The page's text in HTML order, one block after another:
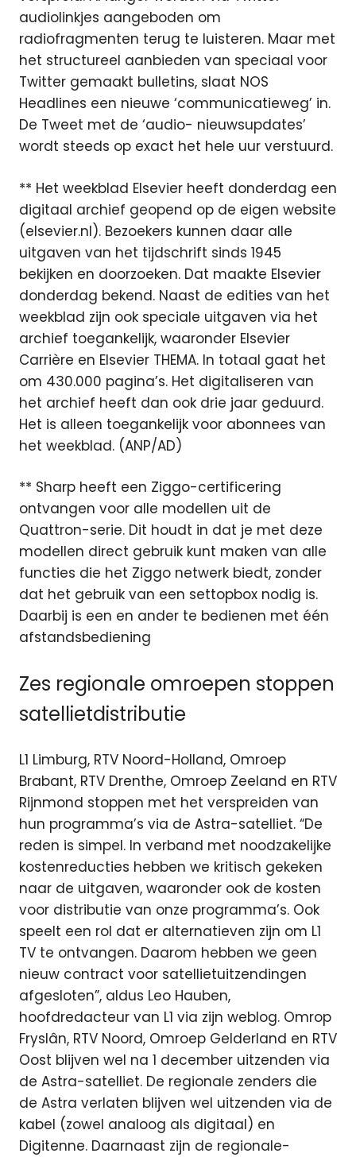
audiolinkjes aangeboden om
radiofragmenten terug te luisteren. Maar met
het structureel aanbieden van speciaal voor
Twitter gemaakt bulletins, slaat NOS
Headlines een nieuwe ‘communicatieweg’ in.
De Tweet met de ‘audio- nieuwsupdates’
wordt steeds op exact het hele uur verstuurd.
** Het weekblad Elsevier heeft donderdag een
digitaal archief geopend op de eigen website
(elsevier.nl). Bezoekers kunnen daar alle
uitgaven van het tijdschrift sinds 1945
bekijken en doorzoeken. Dat maakte Elsevier
donderdag bekend. Naast de edities van het
weekblad zijn ook speciale uitgaven via het
archief toegankelijk, waaronder Elsevier
Carrière en Elsevier THEMA. In totaal gaat het
om 430.000 pagina’s. Het digitaliseren van
het archief heeft dan ook drie jaar geduurd.
Het is alleen toegankelijk voor abonnees van
het weekblad. (ANP/AD)
** Sharp heeft een Ziggo-certificering
ontvangen voor alle modellen uit de
Quattron-serie. Dit houdt in dat je met deze
modellen direct gebruik kunt maken van alle
functies die het Ziggo netwerk biedt, zonder
dat het gebruik van een settopbox nodig is.
Daarbij is een en ander te bedienen met één
afstandsbediening
Zes regionale omroepen stoppen
satellietdistributie
L1 Limburg, RTV Noord-Holland, Omroep
Brabant, RTV Drenthe, Omroep Zeeland en RTV
Rijnmond stoppen met het verspreiden van
hun programma’s via de Astra-satelliet. “De
reden is simpel. In verband met noodzakelijke
kostenreducties hebben we kritisch gekeken
naar de uitgaven, waaronder ook de kosten
voor distributie van onze programma’s. Ook
speelt een rol dat er alternatieven zijn om L1
TV te ontvangen. Daarom hebben we geen
nieuw contract voor satellietuitzendingen
afgesloten”, aldus Leo Hauben,
hoofdredacteur van L1 via zijn weblog. Omrop
Fryslân, RTV Noord, Omroep Gelderland en RTV
Oost blijven wel na 1 december uitzenden via
de Astra-satelliet. De regionale zenders die
de Astra verlaten blijven wel uitzenden via de
kabel (zowel analoog als digitaal) en
Digitenne. Daarnaast zijn de regionale-